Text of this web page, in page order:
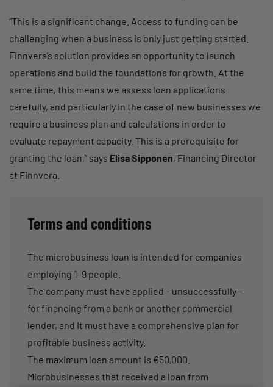
“This is a significant change. Access to funding can be
challenging when a business is only just getting started.
Finnvera’s solution provides an opportunity to launch
operations and build the foundations for growth. At the
same time, this means we assess loan applications
carefully, and particularly in the case of new businesses we
require a business plan and calculations in order to
evaluate repayment capacity. This is a prerequisite for
granting the loan,” says Elisa Sipponen, Financing Director
at Finnvera.
Terms and conditions
The microbusiness loan is intended for companies
employing 1–9 people.
The company must have applied – unsuccessfully –
for financing from a bank or another commercial
lender, and it must have a comprehensive plan for
profitable business activity.
The maximum loan amount is €50,000.
Microbusinesses that received a loan from